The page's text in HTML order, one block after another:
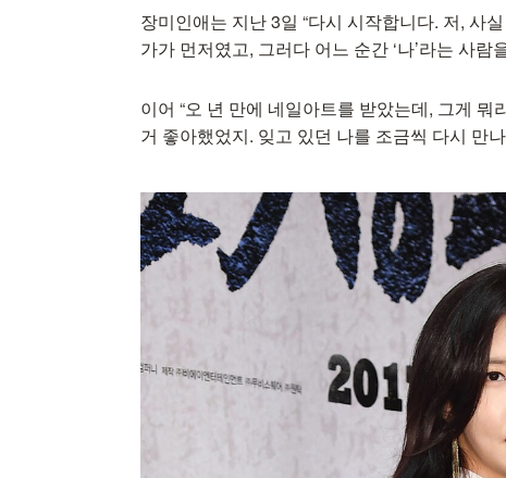
장미인애는 지난 3일 “다시 시작합니다. 저, 사
가가 먼저였고, 그러다 어느 순간 ‘나’라는 사람
이어 “오 년 만에 네일아트를 받았는데, 그게
거 좋아했었지. 잊고 있던 나를 조금씩 다시 만